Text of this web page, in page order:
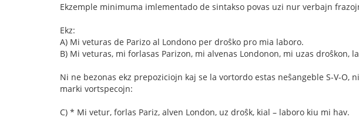
Ekzemple minimuma imlementado de sintakso povas uzi nur verbajn
Ekz:
A) Mi veturas de Parizo al Londono per droŝko pro mia laboro.
B) Mi veturas, mi forlasas Parizon, mi alvenas Londonon, mi uzas droŝkon,
Ni ne bezonas ekz prepoziciojn kaj se la vortordo estas neŝangeble S-V-
marki vortspecojn:
C) * Mi vetur, forlas Pariz, alven London, uz droŝk, kial – laboro kiu mi hav.